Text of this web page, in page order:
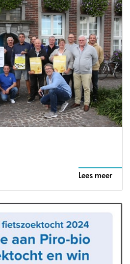
Lees meer
27 september
Lees meer
Lees meer